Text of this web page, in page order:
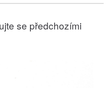
se předchozími